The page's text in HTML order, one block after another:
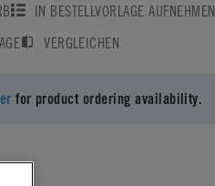
IN BESTELLVORLAGE AUFNEHMEN
VERGLEICHEN
for product ordering availability.